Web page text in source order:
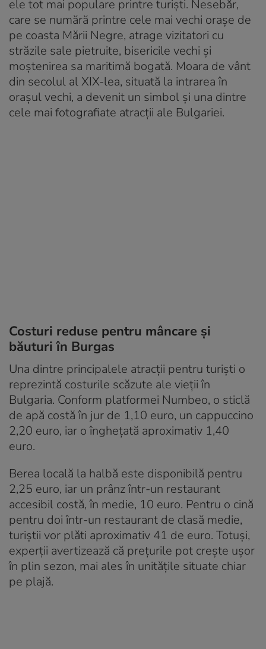
ele tot mai populare printre turiști. Nesebăr,
care se numără printre cele mai vechi orașe de
pe coasta Mării Negre, atrage vizitatori cu
străzile sale pietruite, bisericile vechi și
moștenirea sa maritimă bogată. Moara de vânt
din secolul al XIX-lea, situată la intrarea în
orașul vechi, a devenit un simbol și una dintre
cele mai fotografiate atracții ale Bulgariei.
Costuri reduse pentru mâncare și
băuturi în Burgas
Una dintre principalele atracții pentru turiști o
reprezintă costurile scăzute ale vieții în
Bulgaria. Conform platformei Numbeo, o sticlă
de apă costă în jur de 1,10 euro, un cappuccino
2,20 euro, iar o înghețată aproximativ 1,40
euro.
Berea locală la halbă este disponibilă pentru
2,25 euro, iar un prânz într-un restaurant
accesibil costă, în medie, 10 euro. Pentru o cină
pentru doi într-un restaurant de clasă medie,
turiștii vor plăti aproximativ 41 de euro. Totuși,
experții avertizează că prețurile pot crește ușor
în plin sezon, mai ales în unitățile situate chiar
pe plajă.